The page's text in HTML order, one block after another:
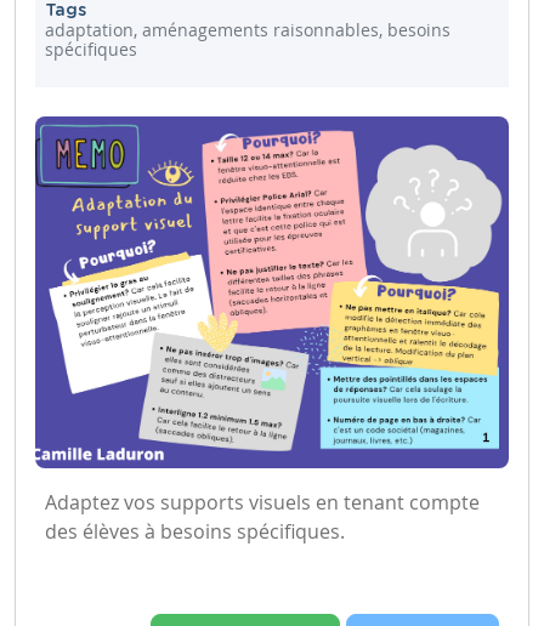
Tags
adaptation, aménagements raisonnables, besoins
spécifiques
Adaptez vos supports visuels en tenant compte
des élèves à besoins spécifiques.